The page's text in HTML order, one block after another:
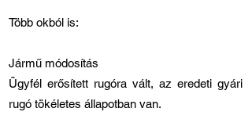
Több okból is:
Jármű módosítás
Ügyfél erősített rugóra vált, az eredeti gyári
rugó tökéletes állapotban van.